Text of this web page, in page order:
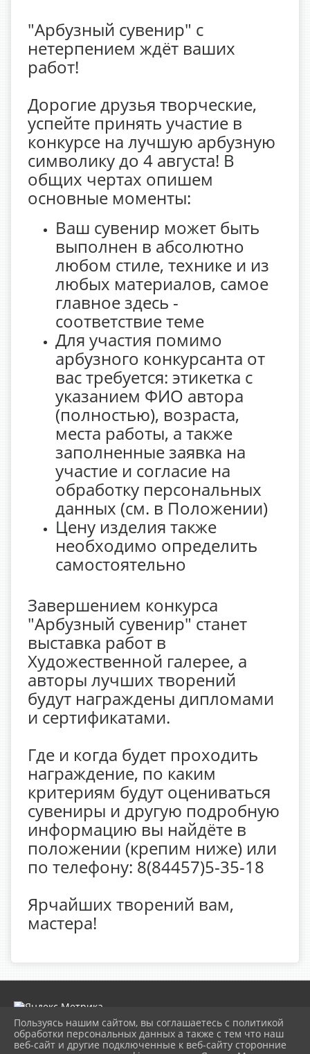
"Арбузный сувенир" с
нетерпением ждёт ваших
работ!
Дорогие друзья творческие,
успейте принять участие в
конкурсе на лучшую арбузную
символику до 4 августа! В
общих чертах опишем
основные моменты:
Ваш сувенир может быть
выполнен в абсолютно
любом стиле, технике и из
любых материалов, самое
главное здесь -
соответствие теме
Для участия помимо
арбузного конкурсанта от
вас требуется: этикетка с
указанием ФИО автора
(полностью), возраста,
места работы, а также
заполненные заявка на
участие и согласие на
обработку персональных
данных (см. в Положении)
Цену изделия также
необходимо определить
самостоятельно
Завершением конкурса
"Арбузный сувенир" станет
выставка работ в
Художественной галерее, а
авторы лучших творений
будут награждены дипломами
и сертификатами.
Где и когда будет проходить
награждение, по каким
критериям будут оцениваться
сувениры и другую подробную
информацию вы найдёте в
положении (крепим ниже) или
по телефону: 8(84457)5-35-18
Ярчайших творений вам,
мастера!
2026 г. museumkam.ru
Пользуясь нашим сайтом, вы соглашаетесь с политикой
обработки персональных данных а также с тем что наш
веб-сайт и другие подключенные к веб-сайту сторонние